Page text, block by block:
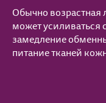
Обычно возрастная
может усиливаться
замедление
питание тканей